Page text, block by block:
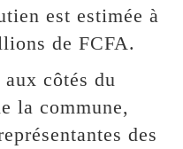
est estimée à
de FCFA.
côtés du
la commune,
des